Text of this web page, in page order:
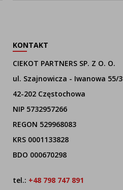
KONTAKT
CIEKOT PARTNERS SP. Z O. O.
ul. Szajnowicza - Iwanowa 55/3
42-202 Częstochowa
NIP 5732957266
REGON 529968083
KRS 0001133828
BDO 000670298
tel.: +48 798 747 891